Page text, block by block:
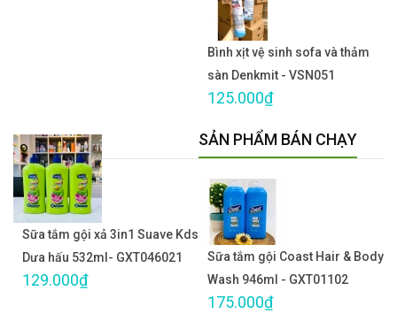
Bình xịt vệ sinh sofa và thảm
sàn Denkmit - VSN051
125.000₫
Sữa tắm gội xả 3in1 Suave Kds
Dưa hấu 532ml- GXT046021
129.000₫
SẢN PHẨM BÁN CHẠY
Sữa tắm gội Coast Hair & Body
Wash 946ml - GXT01102
175.000₫